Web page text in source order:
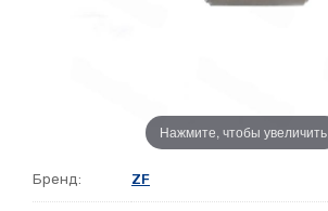
Нажмите, чтобы увеличить
Бренд: ZF